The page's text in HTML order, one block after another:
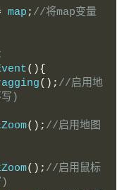
map ; //将map变量
(){
(); //启用地
写)
(); //启用地图
(); //启用鼠标
)